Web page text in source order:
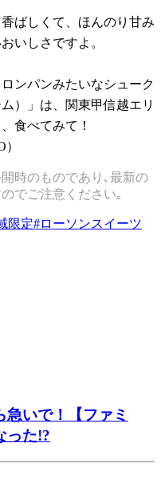
ばしくて、ほんのり甘み
いしさですよ。
ンパンみたいなシューク
）」は、関東甲信越エリ
食べてみて！
時のものであり､最新の
でご注意ください｡
限定#ローソンスイーツ
急いで！【ファミ
った!?